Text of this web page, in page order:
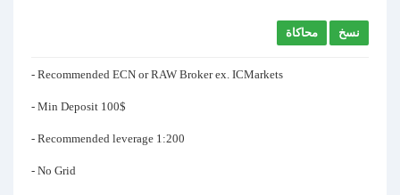
محاكاة نسخ
- Recommended ECN or RAW Broker ex. ICMarkets
- Min Deposit 100$
- Recommended leverage 1:200
- No Grid